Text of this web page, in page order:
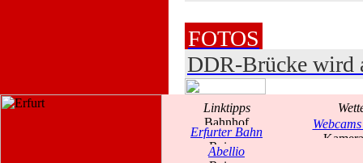
FOTOS
DDR-Brücke wird
Linktipps
Erfurter Bahn
Abellio